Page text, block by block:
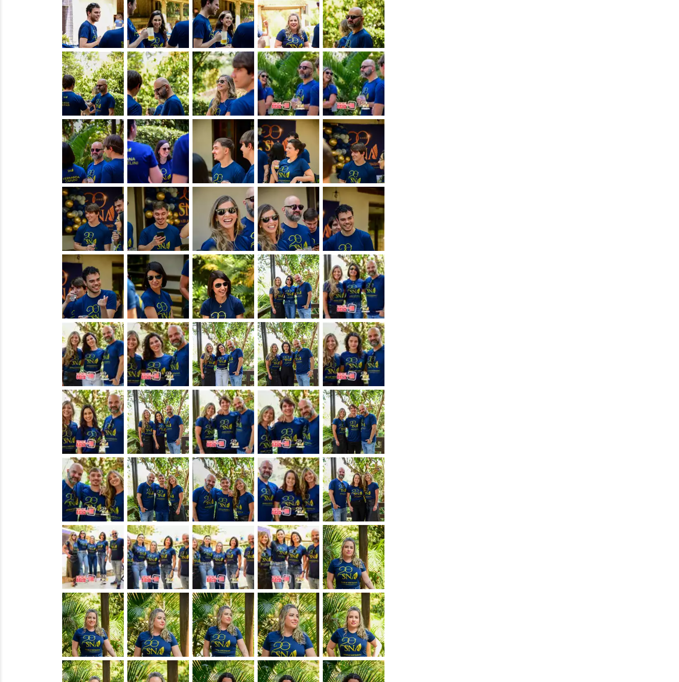
&nbsp; &nbsp; &nbsp; &nbsp; &nbsp;
&nbsp; &nbsp; &nbsp; &nbsp; &nbsp;
&nbsp; &nbsp; &nbsp; &nbsp; &nbsp;
&nbsp; &nbsp; &nbsp; &nbsp; &nbsp;
&nbsp; &nbsp; &nbsp; &nbsp; &nbsp;
&nbsp; &nbsp; &nbsp; &nbsp; &nbsp;
&nbsp; &nbsp; &nbsp; &nbsp; &nbsp;
&nbsp; &nbsp; &nbsp; &nbsp; &nbsp;
&nbsp; &nbsp; &nbsp; &nbsp; &nbsp;
&nbsp; &nbsp; &nbsp; &nbsp; &nbsp;